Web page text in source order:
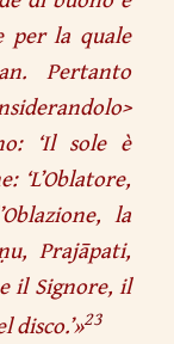
per la quale
Pertanto
‘Il sole è
‘L’Oblatore,
la
Prajāpati,
il Signore, il
disco.’»23